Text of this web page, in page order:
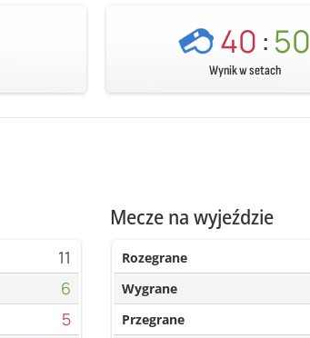
40:50
Wynik w setach
11
6
5
Mecze na wyjeździe
Rozegrane
Wygrane
Przegrane